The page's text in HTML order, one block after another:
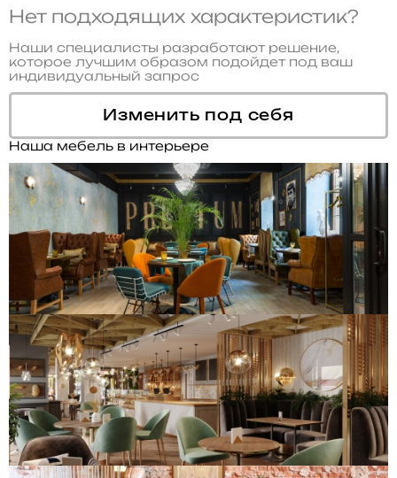
Нет подходящих характеристик?
Наши специалисты разработают решение,
которое лучшим образом подойдет под ваш
индивидуальный запрос
Изменить под себя
Наша мебель в интерьере